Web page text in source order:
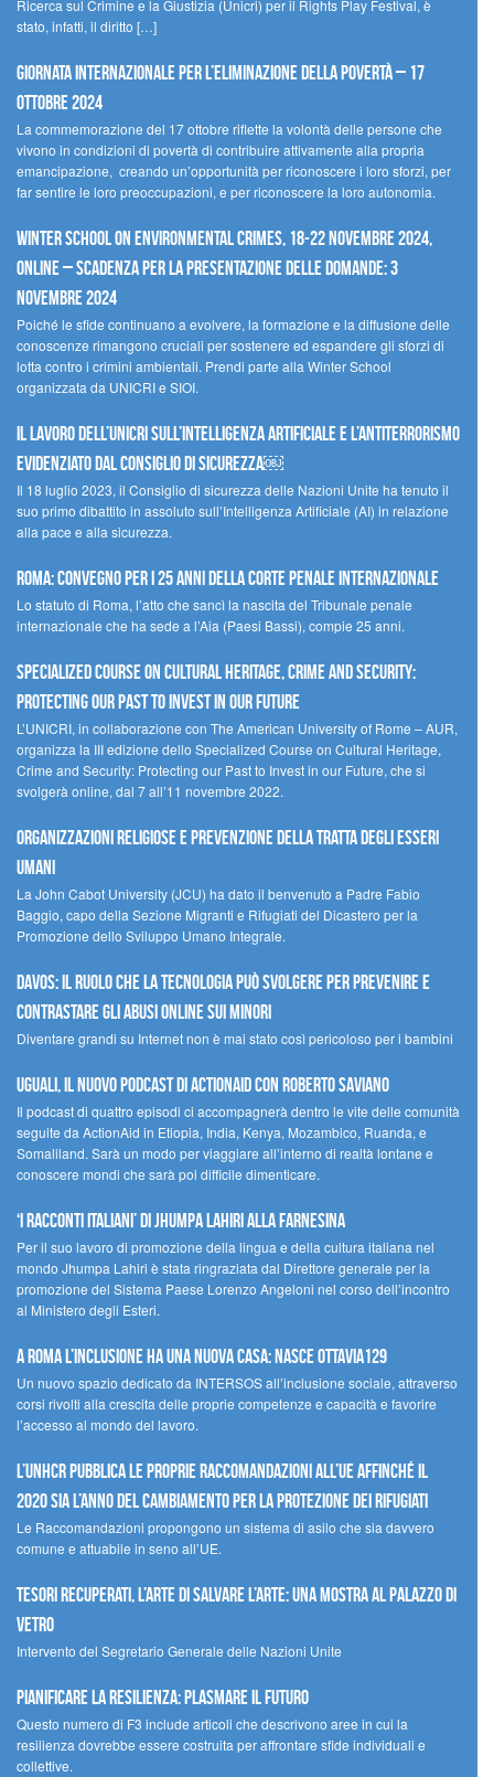
Ricerca sul Crimine e la Giustizia (Unicri) per il Rights Play Festival, è
stato, infatti, il diritto […]
Giornata internazionale per l’eliminazione della povertà – 17
ottobre 2024
La commemorazione del 17 ottobre riflette la volontà delle persone che
vivono in condizioni di povertà di contribuire attivamente alla propria
emancipazione, creando un’opportunità per riconoscere i loro sforzi, per
far sentire le loro preoccupazioni, e per riconoscere la loro autonomia.
Winter School on Environmental Crimes, 18-22 novembre 2024,
Online – Scadenza per la presentazione delle domande: 3
novembre 2024
Poiché le sfide continuano a evolvere, la formazione e la diffusione delle
conoscenze rimangono cruciali per sostenere ed espandere gli sforzi di
lotta contro i crimini ambientali. Prendi parte alla Winter School
organizzata da UNICRI e SIOI.
Il lavoro dell’UNICRI sull’intelligenza artificiale e l’antiterrorismo
evidenziato dal Consiglio di Sicurezza￼
Il 18 luglio 2023, il Consiglio di sicurezza delle Nazioni Unite ha tenuto il
suo primo dibattito in assoluto sull’Intelligenza Artificiale (AI) in relazione
alla pace e alla sicurezza.
Roma: convegno per i 25 anni della Corte penale internazionale
Lo statuto di Roma, l’atto che sancì la nascita del Tribunale penale
internazionale che ha sede a l’Aia (Paesi Bassi), compie 25 anni.
Specialized Course on Cultural Heritage, Crime and Security:
Protecting our Past to Invest in our Future
L’UNICRI, in collaborazione con The American University of Rome – AUR,
organizza la III edizione dello Specialized Course on Cultural Heritage,
Crime and Security: Protecting our Past to Invest in our Future, che si
svolgerà online, dal 7 all’11 novembre 2022.
Organizzazioni religiose e prevenzione della tratta degli esseri
umani
La John Cabot University (JCU) ha dato il benvenuto a Padre Fabio
Baggio, capo della Sezione Migranti e Rifugiati del Dicastero per la
Promozione dello Sviluppo Umano Integrale.
Davos: il ruolo che la tecnologia può svolgere per prevenire e
contrastare gli abusi online sui minori
Diventare grandi su Internet non è mai stato così pericoloso per i bambini
UGUALI, il nuovo podcast di ACTIONAID con Roberto Saviano
Il podcast di quattro episodi ci accompagnerà dentro le vite delle comunità
seguite da ActionAid in Etiopia, India, Kenya, Mozambico, Ruanda, e
Somaliland. Sarà un modo per viaggiare all’interno di realtà lontane e
conoscere mondi che sarà poi difficile dimenticare.
‘I racconti italiani’ di Jhumpa Lahiri alla Farnesina
Per il suo lavoro di promozione della lingua e della cultura italiana nel
mondo Jhumpa Lahiri è stata ringraziata dal Direttore generale per la
promozione del Sistema Paese Lorenzo Angeloni nel corso dell’incontro
al Ministero degli Esteri.
A Roma l’inclusione ha una nuova casa: nasce Ottavia129
Un nuovo spazio dedicato da INTERSOS all’inclusione sociale, attraverso
corsi rivolti alla crescita delle proprie competenze e capacità e favorire
l’accesso al mondo del lavoro.
L’UNHCR pubblica le proprie raccomandazioni all’UE affinché il
2020 sia l’anno del cambiamento per la protezione dei rifugiati
Le Raccomandazioni propongono un sistema di asilo che sia davvero
comune e attuabile in seno all’UE.
Tesori recuperati, l’arte di salvare l’arte: una mostra al Palazzo di
Vetro
Intervento del Segretario Generale delle Nazioni Unite
Pianificare la resilienza: plasmare il futuro
Questo numero di F3 include articoli che descrivono aree in cui la
resilienza dovrebbe essere costruita per affrontare sfide individuali e
collettive.